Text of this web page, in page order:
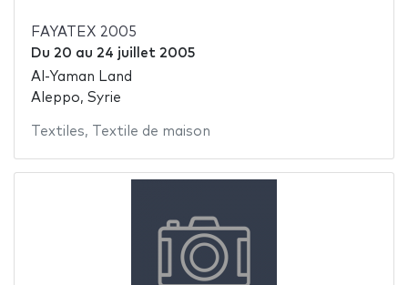
FAYATEX 2005
Du 20 au 24 juillet 2005
Al-Yaman Land
Aleppo, Syrie
Textiles, Textile de maison